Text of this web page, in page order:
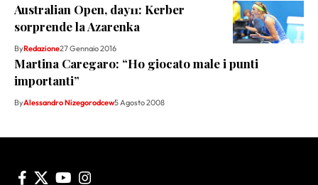
Australian Open, day11: Kerber
sorprende la Azarenka
ByRedazione27 Gennaio 2016
Martina Caregaro: “Ho giocato male i punti
importanti”
ByAlessandro Nizegorodcew5 Agosto 2008